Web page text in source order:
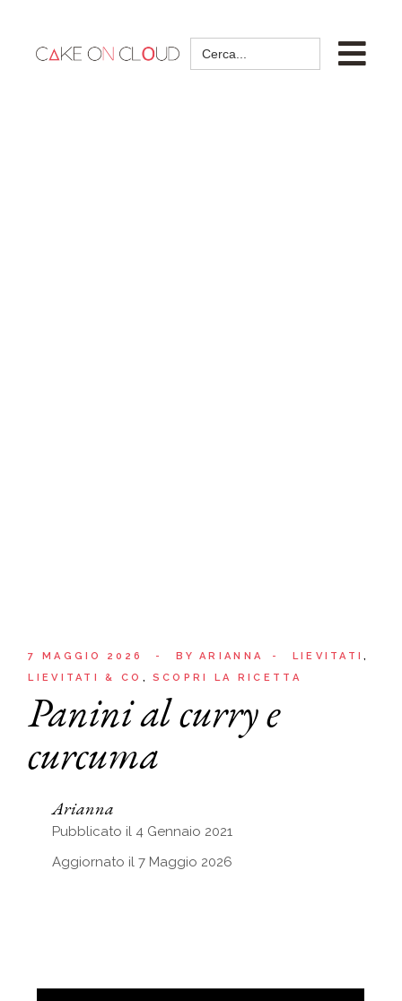
Search
for:
7 MAGGIO 2026 BY ARIANNA
LIEVITATI
LIEVITATI & CO
SCOPRI LA RICETTA
Panini al curry e
curcuma
Arianna
Pubblicato il 4 Gennaio 2021
Aggiornato il 7 Maggio 2026